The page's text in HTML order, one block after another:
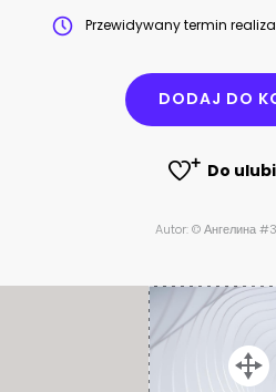
Przewidywany termin
DODAJ DO
Do
Autor: © Ангелина